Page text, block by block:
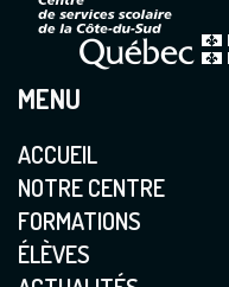
MENU
ACCUEIL
NOTRE CENTRE
FORMATIONS
ÉLÈVES